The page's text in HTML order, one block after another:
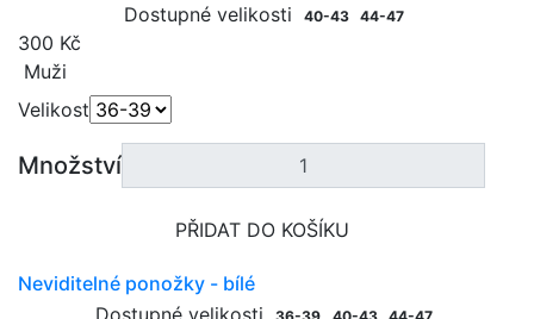
Dostupné velikosti
40-43 44-47
300 Kč
Muži
Velikost
Množství
PŘIDAT DO KOŠÍKU
Neviditelné ponožky - bílé